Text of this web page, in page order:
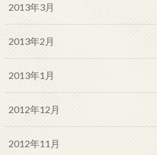
2013年3月
2013年2月
2013年1月
2012年12月
2012年11月